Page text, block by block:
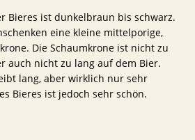
Bieres ist dunkelbraun bis schwarz.
eine kleine mittelporige,
Die Schaumkrone ist nicht zu
auch nicht zu lang auf dem Bier.
lang, aber wirklich nur sehr
Bieres ist jedoch sehr schön.